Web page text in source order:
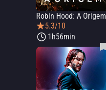
Robin Hood: A Origem
5.3/10
1h56min